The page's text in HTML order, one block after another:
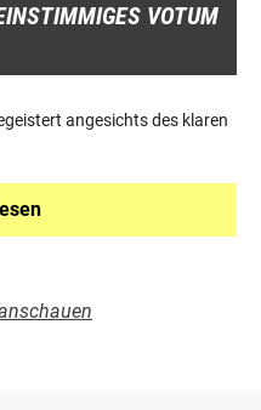
VOTUM
angesichts des klaren